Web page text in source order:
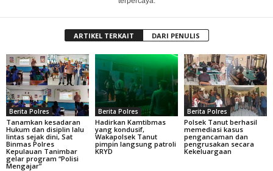
ARTIKEL TERKAIT DARI PENULIS
Berita Polres
Tanamkan kesadaran
Hukum dan disiplin lalu
lintas sejak dini, Sat
Binmas Polres
Kepulauan Tanimbar
gelar program “Polisi
Mengajar”
Berita Polres
Hadirkan Kamtibmas
yang kondusif,
Wakapolsek Tanut
pimpin langsung patroli
KRYD
Berita Polres
Polsek Tanut berhasil
memediasi kasus
pengancaman dan
pengrusakan secara
Kekeluargaan